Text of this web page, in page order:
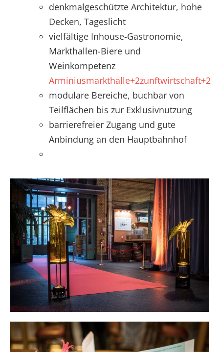
denkmalgeschützte Architektur, hohe
Decken, Tageslicht
vielfältige Inhouse-Gastronomie,
Markthallen-Biere und
Weinkompetenz
Arminiusmarkthalle+2zunftwirtschaft+2
modulare Bereiche, buchbar von
Teilflächen bis zur Exklusivnutzung
barrierefreier Zugang und gute
Anbindung an den Hauptbahnhof